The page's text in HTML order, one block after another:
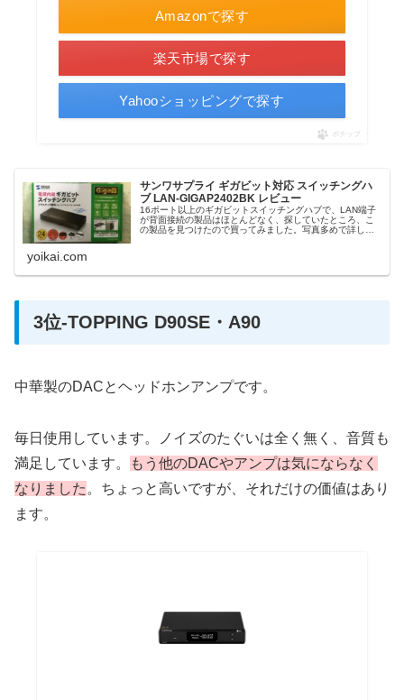
Amazonで探す
楽天市場で探す
Yahooショッピングで探す
ポチップ
サンワサプライ ギガビット対応 スイッチングハ
ブ LAN-GIGAP2402BK レビュー
16ポート以上のギガビットスイッチングハブで、LAN端子
が背面接続の製品はほとんどなく、探していたところ、こ
の製品を見つけたので買ってみました。写真多めで詳しく
yoikai.com
3位-TOPPING D90SE・A90
中華製のDACとヘッドホンアンプです。
毎日使用しています。ノイズのたぐいは全く無く、音質も
満足しています。
もう他のDACやアンプは気にならなく
なりました 。ちょっと高いですが、それだけの価値はあり
ます。